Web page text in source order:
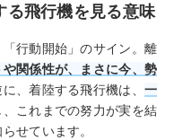
る飛行機を見る意味
行動開始」のサイン。離
関係性が、まさに今、勢
、着陸する飛行機は、 一
、これまでの努力が実を結
せています。